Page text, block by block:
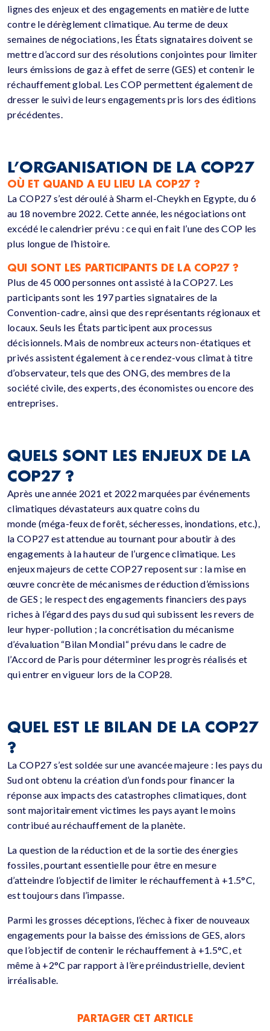
lignes des enjeux et des engagements en matière de lutte
contre ledérèglement climatique. Au terme de deux
semaines de négociations, les États signataires doivent se
mettre d’accord sur des résolutions conjointes pour limiter
leurs émissions de gaz à effet de serre (GES) et contenir le
réchauffement global. Les COP permettent également de
dresser le suivi de leurs engagements pris lors des éditions
précédentes.
L’ORGANISATION DE LA COP27
OÙ ET QUAND A EU LIEU LA COP27 ?
La COP27 s’est déroulé àSharm el-Cheykhen Egypte, du 6
au 18 novembre 2022. Cette année, les négociations ont
excédé le calendrier prévu : ce qui en fait l’une des COP les
plus longue de l’histoire.
QUI SONT LES PARTICIPANTS DE LA COP27 ?
Plus de 45 000 personnes ont assisté à laCOP27. Les
participants sont les 197 parties signataires de la
Convention-cadre, ainsi que des représentants régionaux et
locaux. Seuls les États participent aux processus
décisionnels. Mais de nombreux acteurs non-étatiques et
privés assistent également à ce rendez-vous climat à titre
d’observateur, tels que des ONG, des membres de la
société civile, des experts, des économistes ou encore des
entreprises.
QUELS SONT LES ENJEUX DE LA
COP27 ?
Après une année 2021 et 2022 marquées par événements
climatiques dévastateurs aux quatre coins du
monde (méga-feuxde forêt, sécheresses, inondations, etc.),
la COP27 est attendue au tournant pour aboutir à des
engagements à la hauteur de l’urgence climatique. Les
enjeux majeurs de cette COP27 reposent sur : la mise en
œuvre concrète de mécanismes de réduction d’émissions
de GES ; le respect des engagements financiers des pays
riches à l’égard des pays du sud qui subissent les revers de
leur hyper-pollution ; la concrétisation du mécanisme
d’évaluation “Bilan Mondial“ prévu dans le cadre de
l’Accord de Paris pour déterminer les progrès réalisés et
qui entrer en vigueur lors de la COP28.
QUEL EST LE BILAN DE LA COP27
?
La COP27 s’est soldée sur une avancée majeure : les pays du
Sud ont obtenu la création d’un fonds pour financer la
réponse aux impacts des catastrophes climatiques, dont
sont majoritairement victimes les pays ayant le moins
contribué au réchauffement de la planète.
La question de la réduction et de la sortie des énergies
fossiles, pourtant essentielle pour être en mesure
d’atteindre l’objectif de limiter le réchauffement à +1.5°C,
est toujours dans l’impasse.
Parmi les grosses déceptions, l’échec à fixer de nouveaux
engagements pour la baisse des émissions deGES, alors
que l’objectif de contenir le réchauffement à +1.5°C, et
même à +2°C par rapport à l’ère préindustrielle, devient
irréalisable.
PARTAGER CET ARTICLE